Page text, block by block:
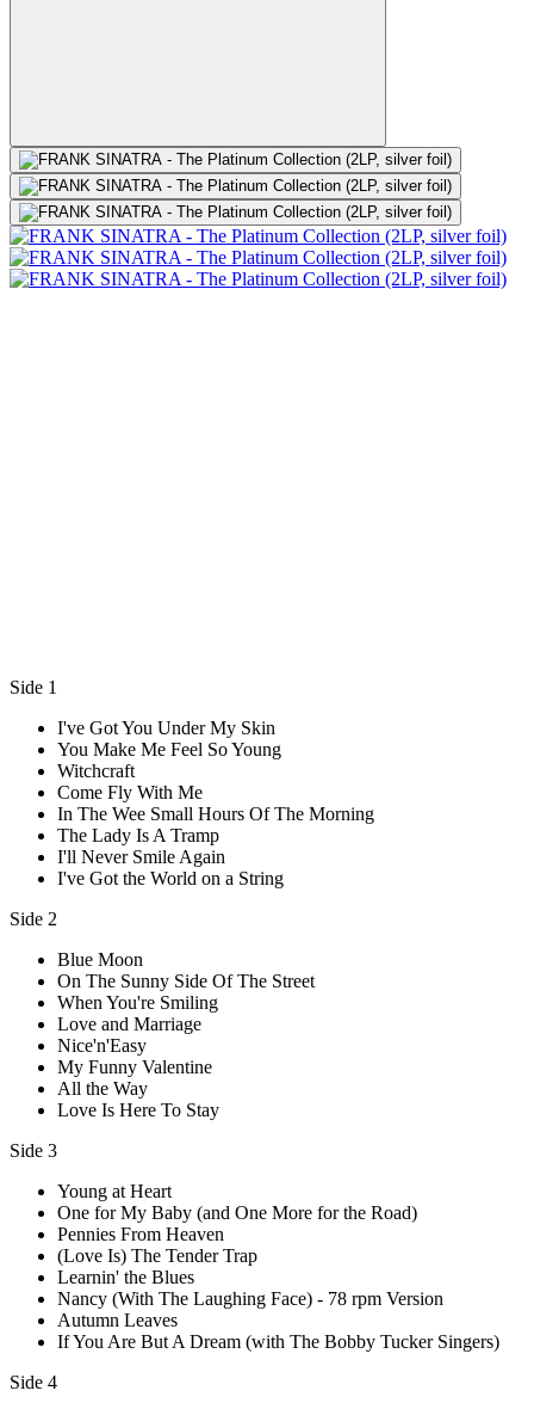
Side 1
I've Got You Under My Skin
You Make Me Feel So Young
Witchcraft
Come Fly With Me
In The Wee Small Hours Of The Morning
The Lady Is A Tramp
I'll Never Smile Again
I've Got the World on a String
Side 2
Blue Moon
On The Sunny Side Of The Street
When You're Smiling
Love and Marriage
Nice'n'Easy
My Funny Valentine
All the Way
Love Is Here To Stay
Side 3
Young at Heart
One for My Baby (and One More for the Road)
Pennies From Heaven
(Love Is) The Tender Trap
Learnin' the Blues
Nancy (With The Laughing Face) - 78 rpm Version
Autumn Leaves
If You Are But A Dream (with The Bobby Tucker Singers)
Side 4